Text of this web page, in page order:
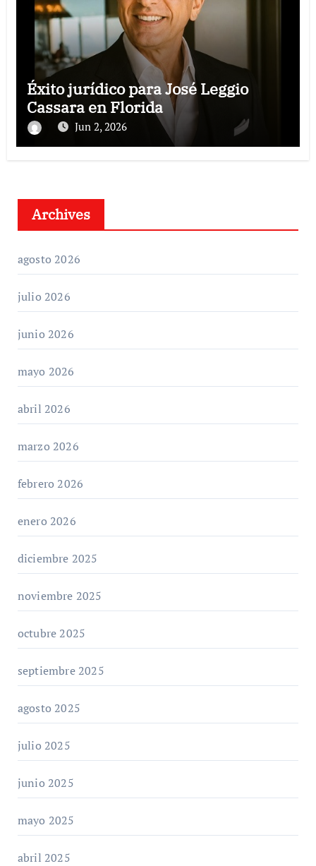
Éxito jurídico para José Leggio
Cassara en Florida
Jun 2, 2026
Archives
agosto 2026
julio 2026
junio 2026
mayo 2026
abril 2026
marzo 2026
febrero 2026
enero 2026
diciembre 2025
noviembre 2025
octubre 2025
septiembre 2025
agosto 2025
julio 2025
junio 2025
mayo 2025
abril 2025